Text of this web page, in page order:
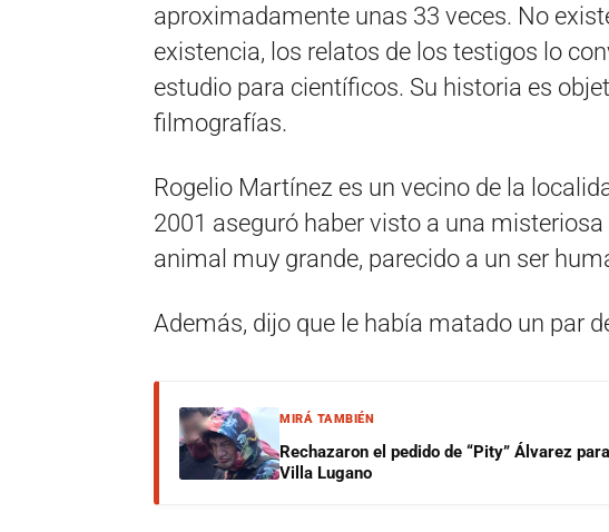
aproximadamente unas 33 veces. No
existencia, los relatos de los testigos lo
estudio para científicos. Su historia es
filmografías.
Rogelio Martínez es un vecino de la
2001 aseguró haber visto a una
animal muy grande, parecido a un ser
Además, dijo que le había matado un par
MIRÁ TAMBIÉN
Rechazaron el pedido de “Pity” Álvarez
Villa Lugano